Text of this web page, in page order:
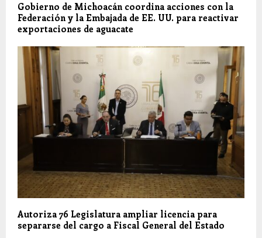
Gobierno de Michoacán coordina acciones con la
Federación y la Embajada de EE. UU. para reactivar
exportaciones de aguacate
Autoriza 76 Legislatura ampliar licencia para
separarse del cargo a Fiscal General del Estado